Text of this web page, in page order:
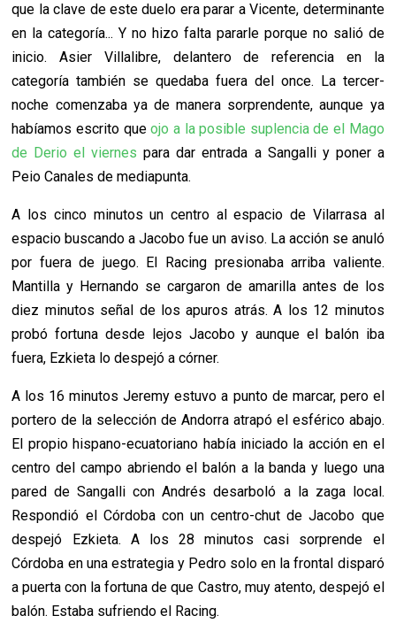
que la clave de este duelo era parar a Vicente, determinante
en la categoría... Y no hizo falta pararle porque no salió de
inicio. Asier Villalibre, delantero de referencia en la
categoría también se quedaba fuera del once. La tercer-
noche comenzaba ya de manera sorprendente, aunque ya
habíamos escrito queojo a la posible suplencia de el Mago
de Derio el viernes para dar entrada a Sangalli y poner a
Peio Canales de mediapunta.
A los cinco minutos un centro al espacio de Vilarrasa al
espacio buscando a Jacobo fue un aviso. La acción se anuló
por fuera de juego. El Racing presionaba arriba valiente.
Mantilla y Hernando se cargaron de amarilla antes de los
diez minutos señal de los apuros atrás. A los 12 minutos
probó fortuna desde lejos Jacobo y aunque el balón iba
fuera, Ezkieta lo despejó a córner.
A los 16 minutos Jeremy estuvo a punto de marcar, pero el
portero de la selección de Andorra atrapó el esférico abajo.
El propio hispano-ecuatoriano había iniciado la acción en el
centro del campo abriendo el balón a la banda y luego una
pared de Sangalli con Andrés desarboló a la zaga local.
Respondió el Córdoba con un centro-chut de Jacobo que
despejó Ezkieta. A los 28 minutos casi sorprende el
Córdoba en una estrategia y Pedro solo en la frontal disparó
a puerta con la fortuna de que Castro, muy atento, despejó el
balón. Estaba sufriendo el Racing.